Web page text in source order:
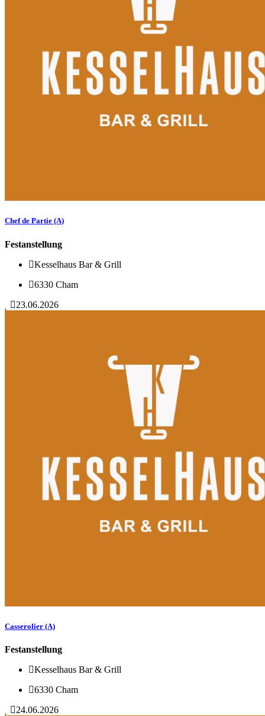
Chef de Partie (A)
Festanstellung
Kesselhaus Bar & Grill
6330 Cham
23.06.2026
Casserolier (A)
Festanstellung
Kesselhaus Bar & Grill
6330 Cham
24.06.2026